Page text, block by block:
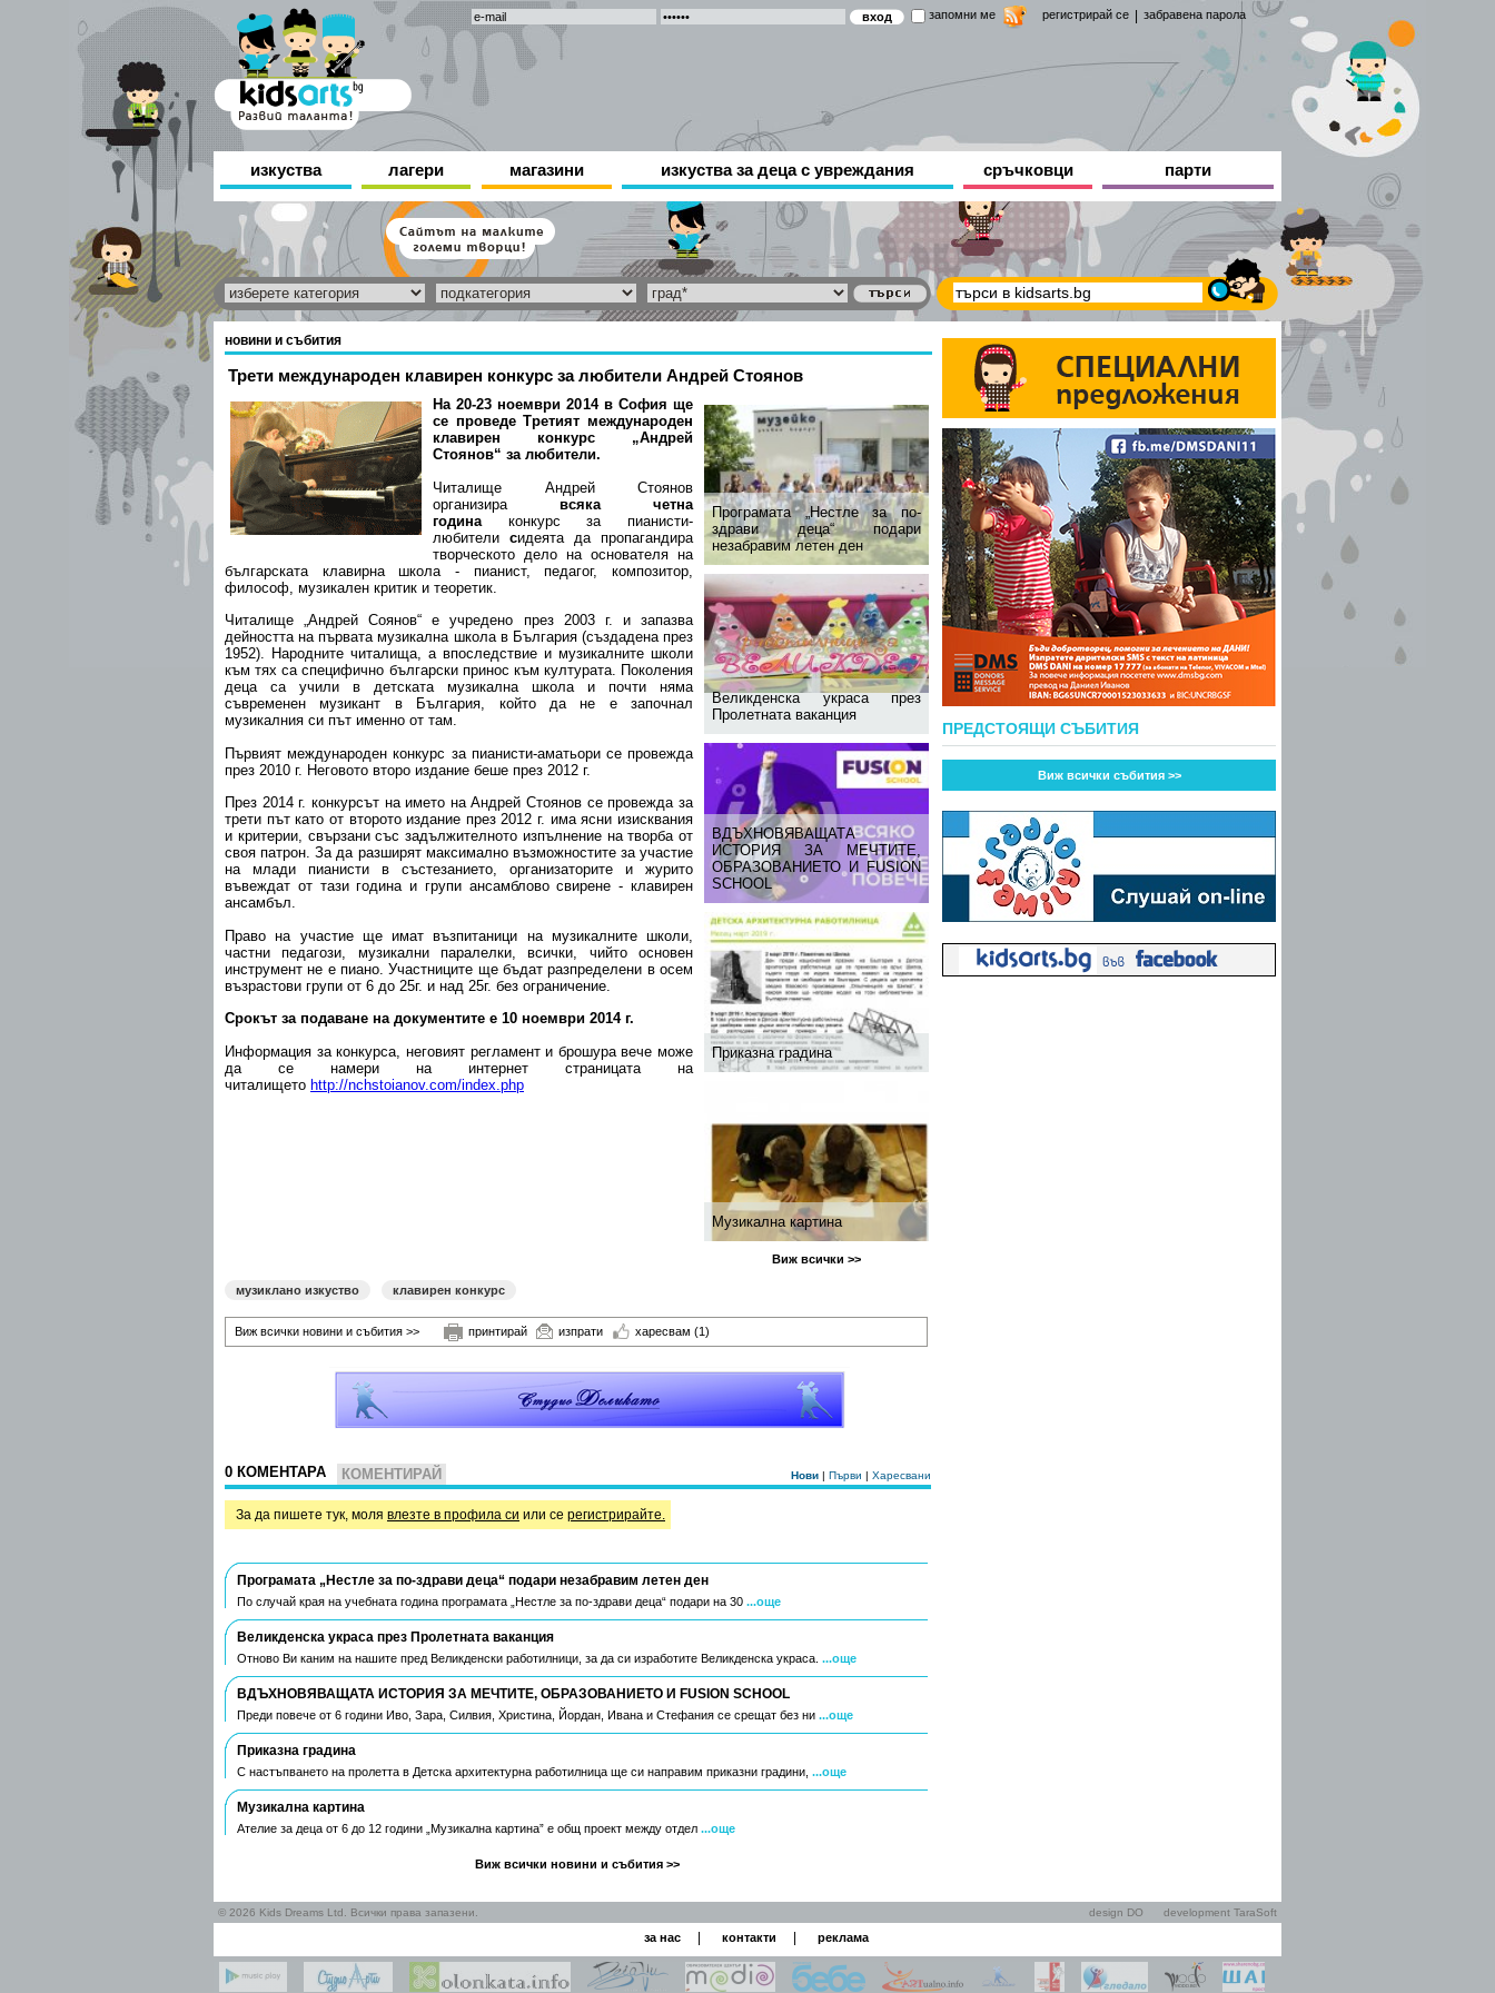
запомни ме регистрирай се забравена парола
изкуства лагери магазини изкуства за деца с увреждания сръчковци парти
новини и събития
Трети международен клавирен конкурс за любители Андрей Стоянов
Програмата „Нестле за по-
здрави деца“ подари
незабравим летен ден
Великденска украса през
Пролетната ваканция
ВДЪХНОВЯВАЩАТА
ИСТОРИЯ ЗА МЕЧТИТЕ,
ОБРАЗОВАНИЕТО И FUSION
SCHOOL
Приказна градина
Музикална картина
Виж всички >>
На 20-23 ноември 2014 в София ще
се проведе Третият международен
клавирен конкурс „Андрей
Стоянов“ за любители.
Читалище Андрей Стоянов
организира всяка четна
година конкурс за пианисти-
любители сидеята да пропагандира
творческото дело на основателя на
българската клавирна школа - пианист, педагог, композитор,
философ, музикален критик и теоретик.
Читалище „Андрей Соянов“ е учредено през 2003 г. и запазва
дейността на първата музикална школа в България (създадена през
1952). Народните читалища, а впоследствие и музикалните школи
към тях са специфично български принос към културата. Поколения
деца са учили в детската музикална школа и почти няма
съвременен музикант в България, който да не е започнал
музикалния си път именно от там.
Първият международен конкурс за пианисти-аматьори се провежда
през 2010 г. Неговото второ издание беше през 2012 г.
През 2014 г. конкурсът на името на Андрей Стоянов се провежда за
трети път като от второто издание през 2012 г. има ясни изисквания
и критерии, свързани със задължителното изпълнение на творба от
своя патрон. За да разширят максимално възможностите за участие
на млади пианисти в състезанието, организаторите и журито
въвеждат от тази година и групи ансамблово свирене - клавирен
ансамбъл.
Право на участие ще имат възпитаници на музикалните школи,
частни педагози, музикални паралелки, всички, чийто основен
инструмент не е пиано. Участниците ще бъдат разпределени в осем
възрастови групи от 6 до 25г. и над 25г. без ограничение.
Срокът за подаване на документите е 10 ноември 2014 г.
Информация за конкурса, неговият регламент и брошура вече може
да се намери на интернет страницата на
читалището http://nchstoianov.com/index.php
музиклано изкуство клавирен конкурс
Виж всички новини и събития >> принтирай изпрати харесвам (1)
0 КОМЕНТАРА КОМЕНТИРАЙ Нови | Първи | Харесвани
За да пишете тук, моля влезте в профила си или се регистрирайте.
Програмата „Нестле за по-здрави деца“ подари незабравим летен ден
По случай края на учебната година програмата „Нестле за по-здрави деца“ подари на 30 ...още
Великденска украса през Пролетната ваканция
Отново Ви каним на нашите пред Великденски работилници, за да си изработите Великденска украса. ...още
ВДЪХНОВЯВАЩАТА ИСТОРИЯ ЗА МЕЧТИТЕ, ОБРАЗОВАНИЕТО И FUSION SCHOOL
Преди повече от 6 години Иво, Зара, Силвия, Христина, Йордан, Ивана и Стефания се срещат без ни ...още
Приказна градина
С настъпването на пролетта в Детска архитектурна работилница ще си направим приказни градини, ...още
Музикална картина
Ателие за деца от 6 до 12 години „Музикална картина” е общ проект между отдел ...още
Виж всички новини и събития >>
ПРЕДСТОЯЩИ СЪБИТИЯ
Виж всички събития >>
© 2026 Kids Dreams Ltd. Всички права запазени. design DO development TaraSoft
за нас контакти реклама